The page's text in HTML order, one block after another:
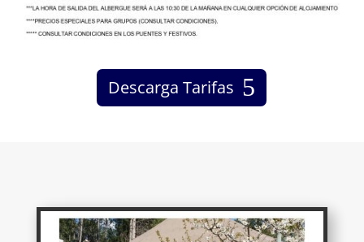
Descarga Tarifas